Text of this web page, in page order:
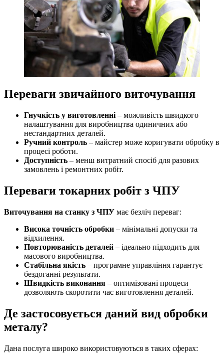
Переваги звичайного виточування
Гнучкість у виготовленні – можливість швидкого
налаштування для виробництва одиничних або
нестандартних деталей.
Ручний контроль – майстер може коригувати обробку в
процесі роботи.
Доступність – менш витратний спосіб для разових
замовлень і ремонтних робіт.
Переваги токарних робіт з ЧПУ
Виточування на станку з ЧПУ має безліч переваг:
Висока точність обробки – мінімальні допуски та
відхилення.
Повторюваність деталей – ідеально підходить для
масового виробництва.
Стабільна якість – програмне управління гарантує
бездоганні результати.
Швидкість виконання – оптимізовані процеси
дозволяють скоротити час виготовлення деталей.
Де застосовується даний вид обробки
металу?
Дана послуга широко використовуються в таких сферах: